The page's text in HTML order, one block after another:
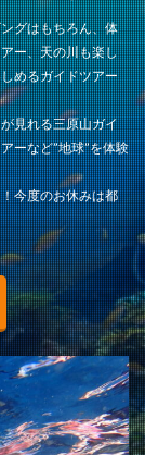
グはもちろん、体
ー、天の川も楽し
めるガイドツアー
見れる三原山ガイ
ーなど”地球”を体験
今度のお休みは都